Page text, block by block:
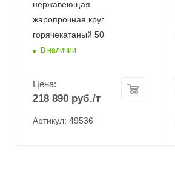
нержавеющая
жаропрочная круг
горячекатаный 50
В наличии
Цена:
218 890 руб./т
Артикул: 49536